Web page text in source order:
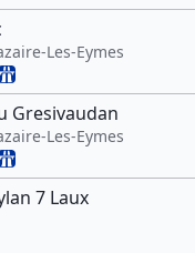
Les-Eymes
Gresivaudan
Les-Eymes
7 Laux